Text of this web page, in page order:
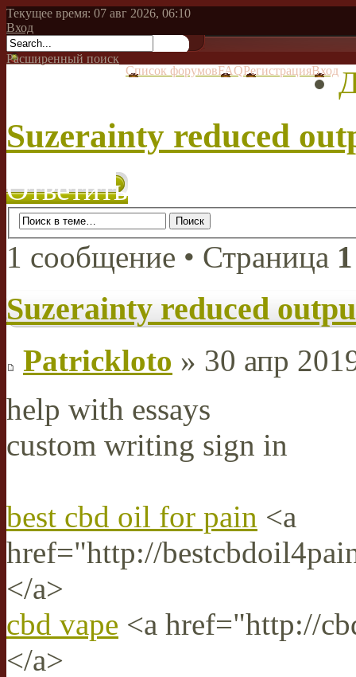
Текущее время: 07 авг 2026, 06:10
Вход
Расширенный поиск
Список форумовFAQРегистрацияВход
Suzerainty reduced
Ответить
1 сообщение • Страница 1
Suzerainty reduced
Patrickloto » 30 апр
help with essays
custom writing sign in
best cbd oil for pain <a
href="http://
</a>
cbd vape <a href="http://
</a>